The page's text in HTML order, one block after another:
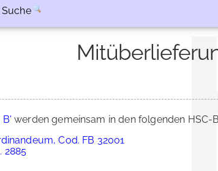
Suche
B' werden gemeinsam in den folgenden HSC-
Cod. FB 32001
2885